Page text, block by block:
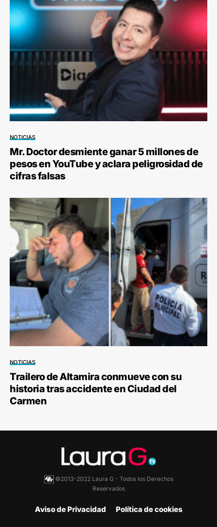
NOTICIAS
Mr. Doctor desmiente ganar 5 millones de
pesos en YouTube y aclara peligrosidad de
cifras falsas
NOTICIAS
Trailero de Altamira conmueve con su
historia tras accidente en Ciudad del
Carmen
©2013-2022 Laura G - Todos los Derechos
Reservados
Aviso de Privacidad Política de cookies